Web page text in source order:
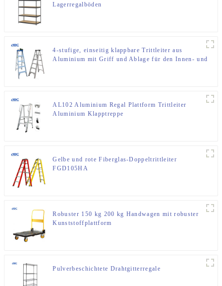
Lagerregalböden
4-stufige, einseitig klappbare Trittleiter aus
Aluminium mit Griff und Ablage für den Innen- und
AL102 Aluminium Regal Plattform Trittleiter
Aluminium Klapptreppe
Gelbe und rote Fiberglas-Doppeltrittleiter
FGD105HA
Robuster 150 kg 200 kg Handwagen mit robuster
Kunststoffplattform
Pulverbeschichtete Drahtgitterregale